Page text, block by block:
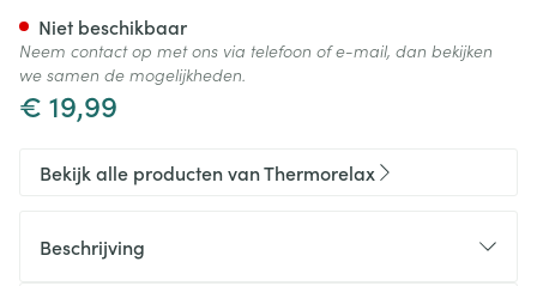
€ 19,99
Niet beschikbaar
Neem contact op met ons via telefoon of e-mail, dan bekijken
we samen de mogelijkheden.
Bekijk alle producten van Thermorelax
Beschrijving